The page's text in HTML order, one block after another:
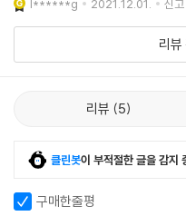
요? 가족과 친척의
l******g 2021.12.01. 신고
리뷰
리뷰 5
클린봇이 부적절한 글을 감지
구매한줄평